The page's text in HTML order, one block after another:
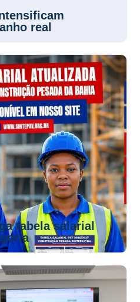
real
tabela salarial